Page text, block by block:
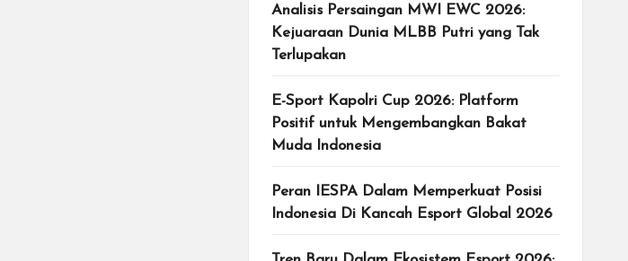
Analisis Persaingan MWI EWC 2026:
Kejuaraan Dunia MLBB Putri yang Tak
Terlupakan
E-Sport Kapolri Cup 2026: Platform
Positif untuk Mengembangkan Bakat
Muda Indonesia
Peran IESPA Dalam Memperkuat Posisi
Indonesia Di Kancah Esport Global 2026